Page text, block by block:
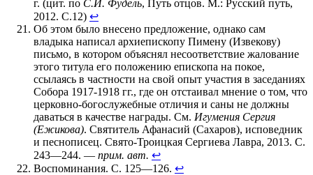
г. (цит. по С.И. Фудель, Путь отцов. М.: Русский путь,
2012. С.12) ↩
Об этом было внесено предложение, однако сам
владыка написал архиепископу Пимену (Извекову)
письмо, в котором объяснял несоответствие жалование
этого титула его положению епископа на покое,
ссылаясь в частности на свой опыт участия в заседаниях
Собора 1917-1918 гг., где он отстаивал мнение о том, что
церковно-богослужебные отличия и саны не должны
даваться в качестве награды. См. Игумения Сергия
(Ежикова). Святитель Афанасий (Сахаров), исповедник
и песнописец. Свято-Троицкая Сергиева Лавра, 2013. С.
243—244. — прим. авт. ↩
Воспоминания. С. 125—126. ↩